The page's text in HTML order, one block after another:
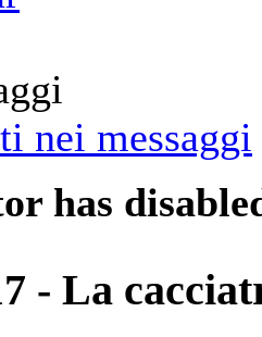
has
- La